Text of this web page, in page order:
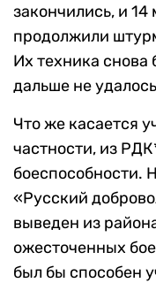
закончились, и
продолжили
Их техника
дальше не
Что же касается
частности, из
боеспособности.
«Русский
выведен из
ожесточенных
был бы способен